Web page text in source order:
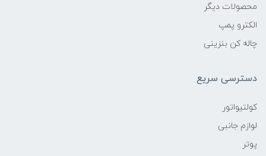
محصولات دیگر
الکترو پمپ
چاله کن بنزینی
دسترسی سریع
کولتیواتور
لوازم جانبی
پوتر